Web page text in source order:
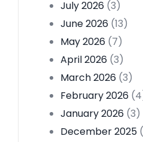
July 2026 (3)
June 2026 (13)
May 2026 (7)
April 2026 (3)
March 2026 (3)
February 2026
January 2026 (3)
December 2025